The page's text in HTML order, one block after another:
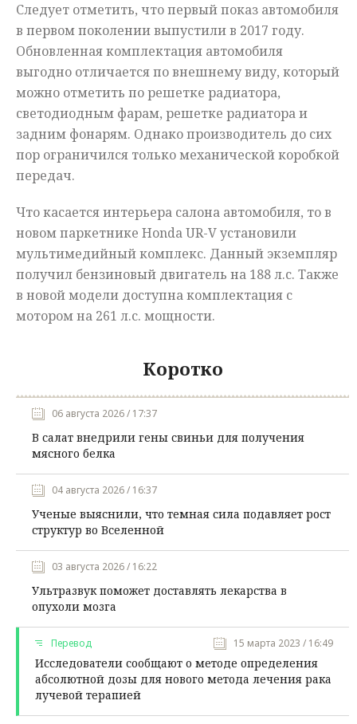
Следует отметить, что первый показ автомобиля
в первом поколении выпустили в 2017 году.
Обновленная комплектация автомобиля
выгодно отличается по внешнему виду, который
можно отметить по решетке радиатора,
светодиодным фарам, решетке радиатора и
задним фонарям. Однако производитель до сих
пор ограничился только механической коробкой
передач.
Что касается интерьера салона автомобиля, то в
новом паркетнике Honda UR-V установили
мультимедийный комплекс. Данный экземпляр
получил бензиновый двигатель на 188 л.с. Также
в новой модели доступна комплектация с
мотором на 261 л.с. мощности.
Коротко
06 августа 2026 / 17:37
В салат внедрили гены свиньи для получения
мясного белка
04 августа 2026 / 16:37
Ученые выяснили, что темная сила подавляет рост
структур во Вселенной
03 августа 2026 / 16:22
Ультразвук поможет доставлять лекарства в
опухоли мозга
Перевод 15 марта 2023 / 16:49
Исследователи сообщают о методе определения
абсолютной дозы для нового метода лечения рака
лучевой терапией